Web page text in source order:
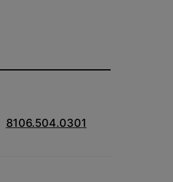
8106.504.0301